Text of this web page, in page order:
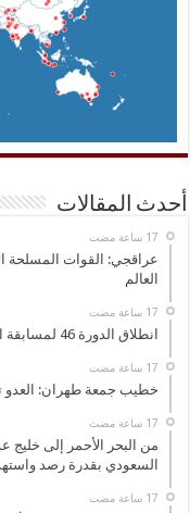
أحدث المقالات
عراقجي: القوات المسلحة
العالم
انطلاق الدورة 46 لمسابقة القرآن الدولية في مكة
خطيب جمعة طهران: العدو
من البحر الأحمر إلى خليج
السعودي بقدرة رصد